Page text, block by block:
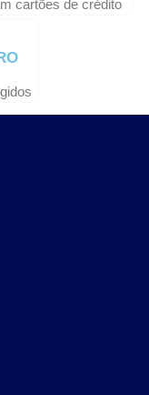
cartões de crédito